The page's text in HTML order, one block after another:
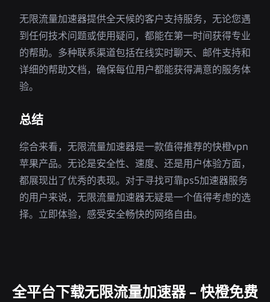
无限流量加速器提供全天候的客户支持服务，无论您遇
到任何技术问题或使用疑问，都能在第一时间获得专业
的帮助。多种联系渠道包括在线实时聊天、邮件支持和
详细的帮助文档，确保每位用户都能获得满意的服务体
验。
总结
综合来看，无限流量加速器是一款值得推荐的快橙vpn
苹果产品。无论是安全性、速度、还是用户体验方面，
都展现出了优秀的表现。对于寻找可靠ps5加速器服务
的用户来说，无限流量加速器无疑是一个值得考虑的选
择。立即体验，感受安全畅快的网络自由。
全平台下载无限流量加速器 – 快橙免费